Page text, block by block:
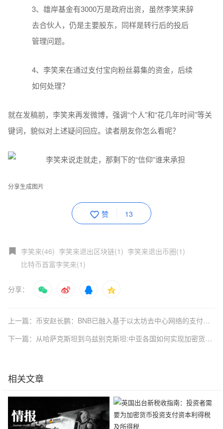
3、雄岸基金有3000万是政府出资，虽然李笑来辞
去合伙人，仍是主要股东，同样是转行后的投后
管理问题。
4、李笑来在通过支付宝向粉丝募集的资金，后续
如何处理？
就在发稿前，李笑来再发微博，强调“个人”和“花几年时间”等关
键词，貌似对上述疑问回应。读者朋友你怎么看呢？
分享生成图片
赞 13
李笑来(46) 李笑来退出区块链(1) 李笑来退出币圈(1)
比特币首富李笑来(1)
分享：
上一篇：币安赵长鹏：BNB已融入基于以太坊去中心网络的支付生态系统
下一篇：从哈萨克斯坦到乌兹别克斯坦:中亚各国如何实现加密货币监管(下)
相关文章